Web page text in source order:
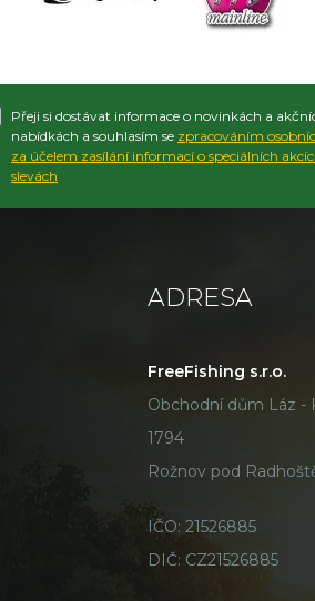
Přeji si dostávat informace o novinkách a
nabídkách a souhlasím se zpracováním
za účelem zasílání informací o speciálních
slevách
ADRESA
FreeFishing s.r.o.
Obchodní dům Láz -
1794
Rožnov pod
IČO: 21526885
DIČ: CZ21526885